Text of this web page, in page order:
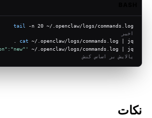
tail -n 20 ~/.openclaw/logs/commands.log
اخیر
cat ~/.openclaw/logs/commands.log | jq .
~/.openclaw/logs/commands.log | jq .
پالایش بر اساس کنش
نکات